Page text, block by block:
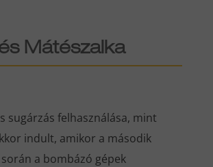
Mátészalka
sugárzás felhasználása, mint
indult, amikor a második
a bombázó gépek